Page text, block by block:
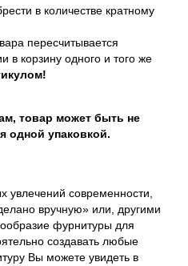
в количестве кратному
пересчитывается
в корзину одного и того же
товар может быть не
одной упаковкой.
современности,
вручную» или, другими
фурнитуры для
создавать любые
Вы можете увидеть в